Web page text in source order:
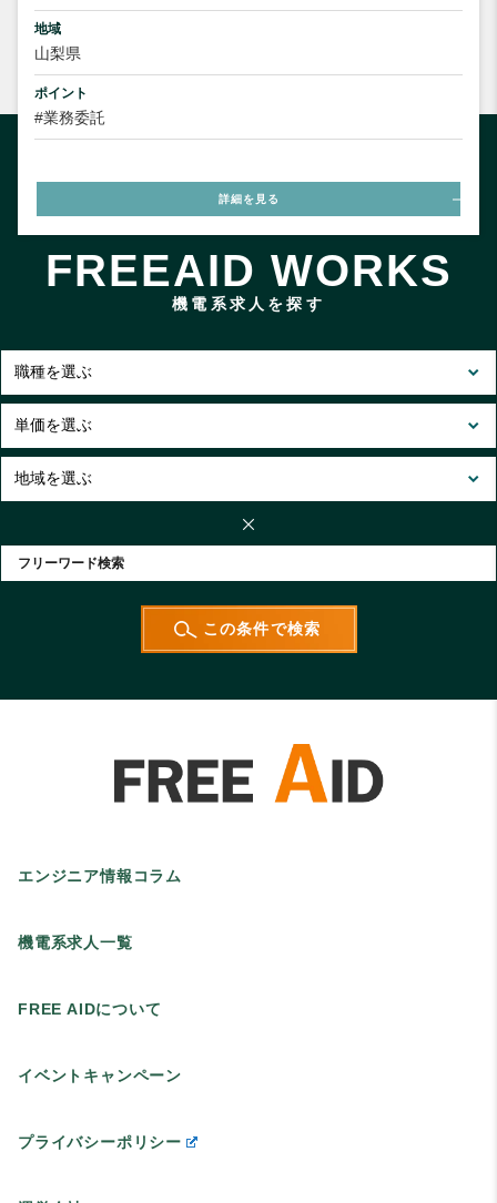
地域
山梨県
ポイント
#業務委託
詳細を見る
FREEAID WORKS
機電系求人を探す
エンジニア情報コラム
機電系求人一覧
FREE AIDについて
イベントキャンペーン
プライバシーポリシー